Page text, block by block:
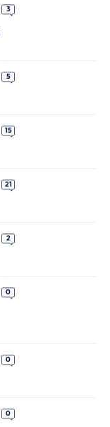
3
5
15
21
2
0
0
0